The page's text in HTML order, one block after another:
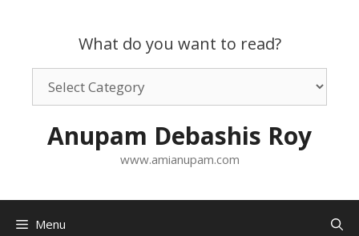
What do you want to read?
want
Anupam Debashis Roy
www.amianupam.com
Menu